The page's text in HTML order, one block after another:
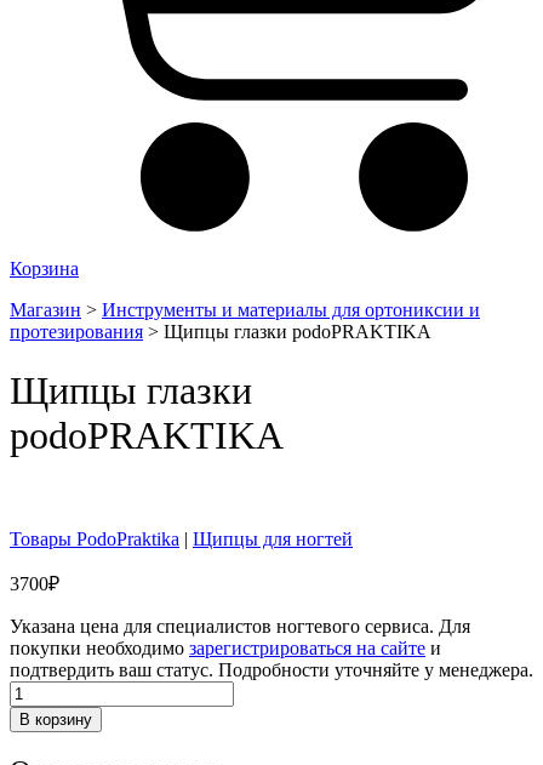
Корзина
Магазин > Инструменты и материалы для ортониксии и
протезирования > Щипцы глазки podoPRAKTIKA
Щипцы глазки
podoPRAKTIKA
Товары PodoPraktika | Щипцы для ногтей
3700₽
Указана цена для специалистов ногтевого сервиса. Для
покупки необходимо зарегистрироваться на сайте и
подтвердить ваш статус. Подробности уточняйте у менеджера.
Количество
товара
Щипцы
В корзину